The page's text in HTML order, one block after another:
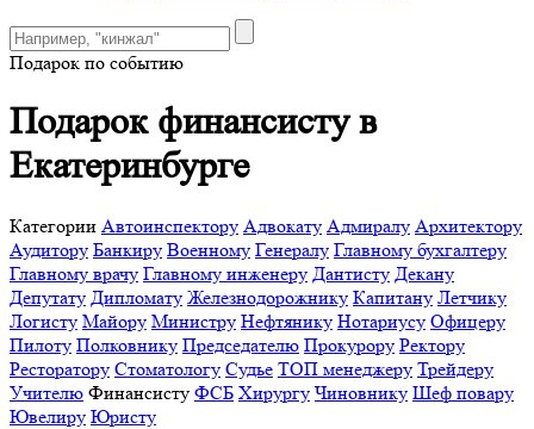
Подарок по событию
Подарок финансисту в
Екатеринбурге
Категории Автоинспектору Адвокату Адмиралу Архитектору
Аудитору Банкиру Военному Генералу Главному бухгалтеру
Главному врачу Главному инженеру Дантисту Декану
Депутату Дипломату Железнодорожнику Капитану Летчику
Логисту Майору Министру Нефтянику Нотариусу Офицеру
Пилоту Полковнику Председателю Прокурору Ректору
Ресторатору Стоматологу Судье ТОП менеджеру Трейдеру
Учителю Финансисту ФСБ Хирургу Чиновнику Шеф повару
Ювелиру Юристу